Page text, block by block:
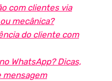
com clientes via
mecânica?
do cliente com
WhatsApp? Dicas,
mensagem